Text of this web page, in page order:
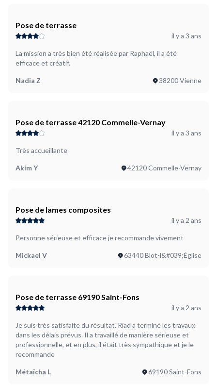
Pose de terrasse
il y a 3 ans
La mission a très bien été réalisée par Raphaël, il a été
efficace et créatif.
Nadia Z 38200 Vienne
Pose de terrasse 42120 Commelle-Vernay
il y a 3 ans
Très accueillante
Akim Y 42120 Commelle-Vernay
Pose de lames composites
il y a 2 ans
Personne sérieuse et efficace je recommande vivement
Mickael V 63440 Blot-l&#039;Église
Pose de terrasse 69190 Saint-Fons
il y a 2 ans
Je suis très satisfaite du résultat. Riad a terminé les travaux
dans les délais prévus. Il a travaillé de manière sérieuse et
professionnelle, et en plus, il était très sympathique et je le
recommande
Métaïcha L 69190 Saint-Fons